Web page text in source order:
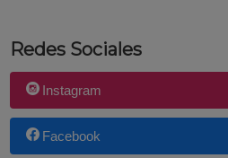
Redes Sociales
Instagram
Facebook